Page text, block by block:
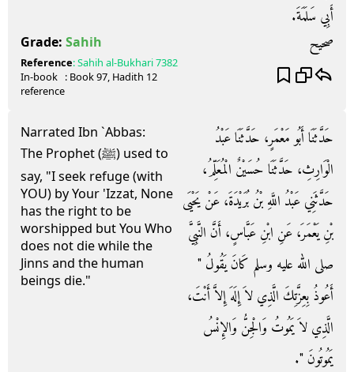
أَبِي سَلَمَةَ‏.‏
Grade: Sahih صحيح
Reference:Sahih al-Bukhari7382
In-book
reference
: Book97, Hadith 12
Narrated Ibn `Abbas:
The Prophet (ﷺ) used to
say, "I seek refuge (with
YOU) by Your 'Izzat, None
has the right to be
worshipped but You Who
does not die while the
Jinns and the human
beings die."
حَدَّثَنَا أَبُو مَعْمَرٍ، حَدَّثَنَا عَبْدُ
الْوَارِثِ، حَدَّثَنَا حُسَيْنٌ الْمُعَلِّمُ،
حَدَّثَنِي عَبْدُ اللَّهِ بْنُ بُرَيْدَةَ، عَنْ يَحْيَى
بْنِ يَعْمَرَ، عَنِ ابْنِ عَبَّاسٍ، أَنَّ النَّبِيَّ
صلى الله عليه وسلم كَانَ يَقُولُ ‏"‏
أَعُوذُ بِعِزَّتِكَ الَّذِي لاَ إِلَهَ إِلاَّ أَنْتَ،
الَّذِي لاَ يَمُوتُ وَالْجِنُّ وَالإِنْسُ
يَمُوتُونَ ‏"‏‏.‏